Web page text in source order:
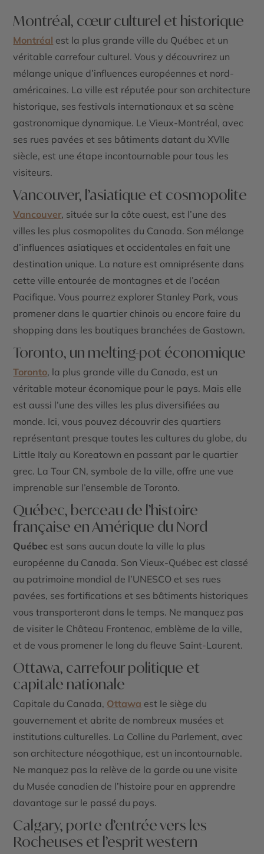
Montréal, cœur culturel et historique
Montréal est la plus grande ville du Québec et un
véritable carrefour culturel. Vous y découvrirez un
mélange unique d’influences européennes et nord-
américaines. La ville est réputée pour son architecture
historique, ses festivals internationaux et sa scène
gastronomique dynamique. Le Vieux-Montréal, avec
ses rues pavées et ses bâtiments datant du XVIIe
siècle, est une étape incontournable pour tous les
visiteurs.
Vancouver, l’asiatique et cosmopolite
Vancouver, située sur la côte ouest, est l’une des
villes les plus cosmopolites du Canada. Son mélange
d’influences asiatiques et occidentales en fait une
destination unique. La nature est omniprésente dans
cette ville entourée de montagnes et de l’océan
Pacifique. Vous pourrez explorer Stanley Park, vous
promener dans le quartier chinois ou encore faire du
shopping dans les boutiques branchées de Gastown.
Toronto, un melting-pot économique
Toronto, la plus grande ville du Canada, est un
véritable moteur économique pour le pays. Mais elle
est aussi l’une des villes les plus diversifiées au
monde. Ici, vous pouvez découvrir des quartiers
représentant presque toutes les cultures du globe, du
Little Italy au Koreatown en passant par le quartier
grec. La Tour CN, symbole de la ville, offre une vue
imprenable sur l’ensemble de Toronto.
Québec, berceau de l’histoire
française en Amérique du Nord
Québec est sans aucun doute la ville la plus
européenne du Canada. Son Vieux-Québec est classé
au patrimoine mondial de l’UNESCO et ses rues
pavées, ses fortifications et ses bâtiments historiques
vous transporteront dans le temps. Ne manquez pas
de visiter le Château Frontenac, emblème de la ville,
et de vous promener le long du fleuve Saint-Laurent.
Ottawa, carrefour politique et
capitale nationale
Capitale du Canada, Ottawa est le siège du
gouvernement et abrite de nombreux musées et
institutions culturelles. La Colline du Parlement, avec
son architecture néogothique, est un incontournable.
Ne manquez pas la relève de la garde ou une visite
du Musée canadien de l’histoire pour en apprendre
davantage sur le passé du pays.
Calgary, porte d’entrée vers les
Rocheuses et l’esprit western